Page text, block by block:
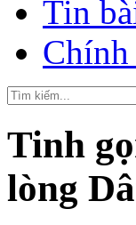
Tin
Tinh
lòng